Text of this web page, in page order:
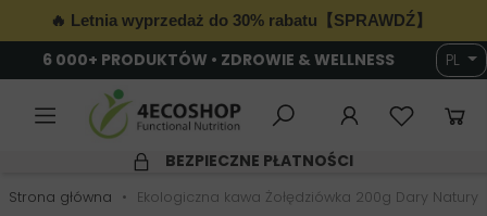
🔥 Letnia wyprzedaż do 30% rabatu【SPRAWDŹ】
6 000+ PRODUKTÓW • ZDROWIE & WELLNESS PL
BEZPIECZNE PŁATNOŚCI
Strona główna Ekologiczna kawa Żołędziówka 200g Dary Natury